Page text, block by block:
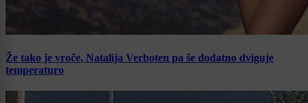
Že tako je vroče, Natalija Verboten pa še dodatno dviguje
temperaturo